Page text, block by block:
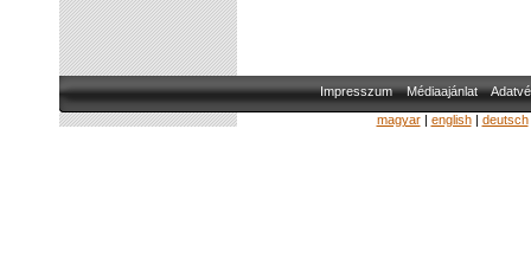
Impresszum Médiaajánlat
magyar| english| deutsch